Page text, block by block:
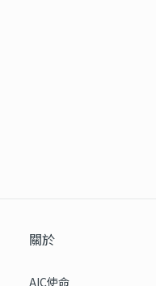
關於
AIC使命